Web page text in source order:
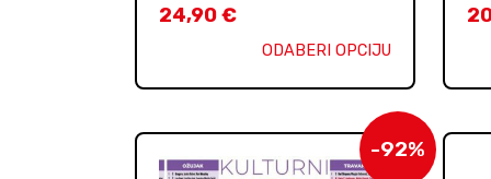
24,90€
ODABERI OPCIJU
-92%